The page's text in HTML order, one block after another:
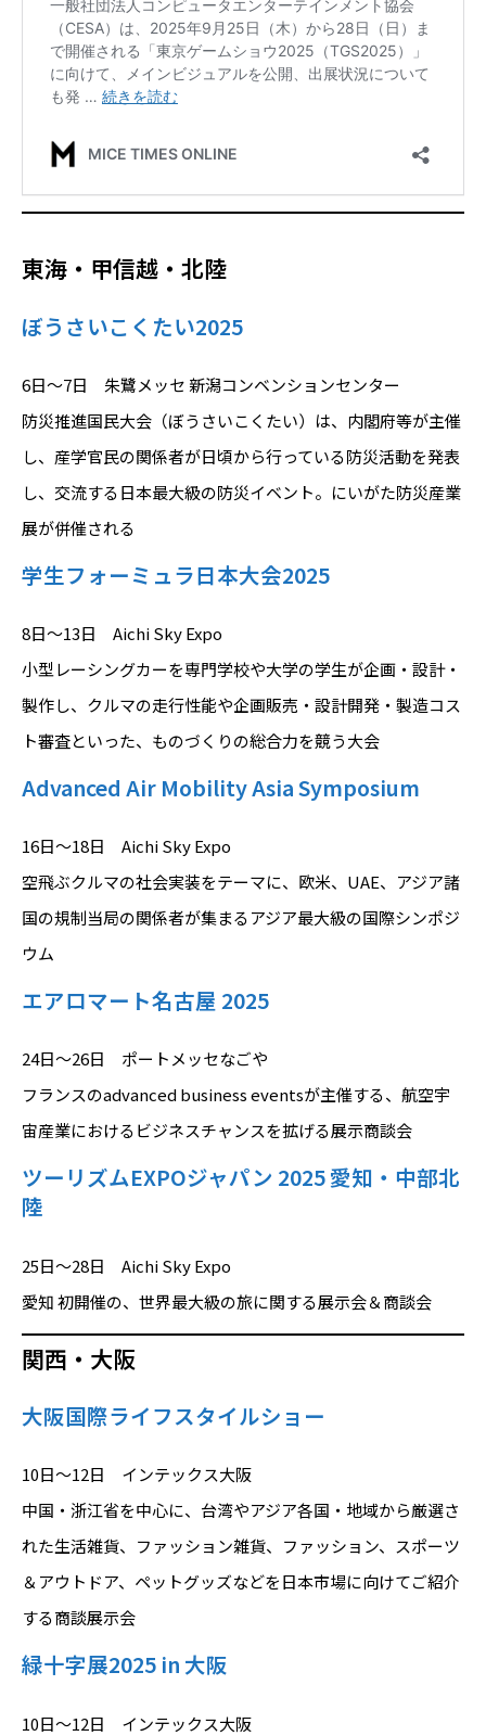
東海・甲信越・北陸
ぼうさいこくたい2025
6日～7日 朱鷺メッセ 新潟コンベンションセンター
防災推進国民大会（ぼうさいこくたい）は、内閣府等が主催
し、産学官民の関係者が日頃から行っている防災活動を発表
し、交流する日本最大級の防災イベント。にいがた防災産業
展が併催される
学生フォーミュラ日本大会2025
8日～13日 Aichi Sky Expo
小型レーシングカーを専門学校や大学の学生が企画・設計・
製作し、クルマの走行性能や企画販売・設計開発・製造コス
ト審査といった、ものづくりの総合力を競う大会
Advanced Air Mobility Asia Symposium
16日～18日 Aichi Sky Expo
空飛ぶクルマの社会実装をテーマに、欧米、UAE、アジア諸
国の規制当局の関係者が集まるアジア最大級の国際シンポジ
ウム
エアロマート名古屋 2025
24日～26日 ポートメッセなごや
フランスのadvanced business eventsが主催する、航空宇
宙産業におけるビジネスチャンスを拡げる展示商談会
ツーリズムEXPOジャパン 2025 愛知・中部北
陸
25日～28日 Aichi Sky Expo
愛知 初開催の、世界最大級の旅に関する展示会＆商談会
関西・大阪
大阪国際ライフスタイルショー
10日～12日 インテックス大阪
中国・浙江省を中心に、台湾やアジア各国・地域から厳選さ
れた生活雑貨、ファッション雑貨、ファッション、スポーツ
＆アウトドア、ペットグッズなどを日本市場に向けてご紹介
する商談展示会
緑十字展2025 in 大阪
10日～12日 インテックス大阪